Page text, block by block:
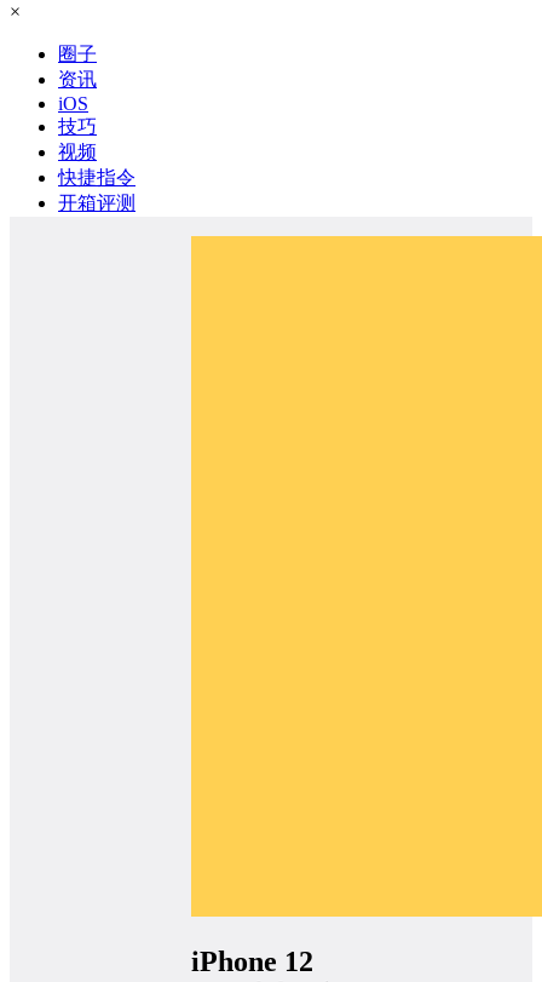
×
圈子
资讯
iOS
技巧
视频
快捷指令
开箱评测
iPhone 12